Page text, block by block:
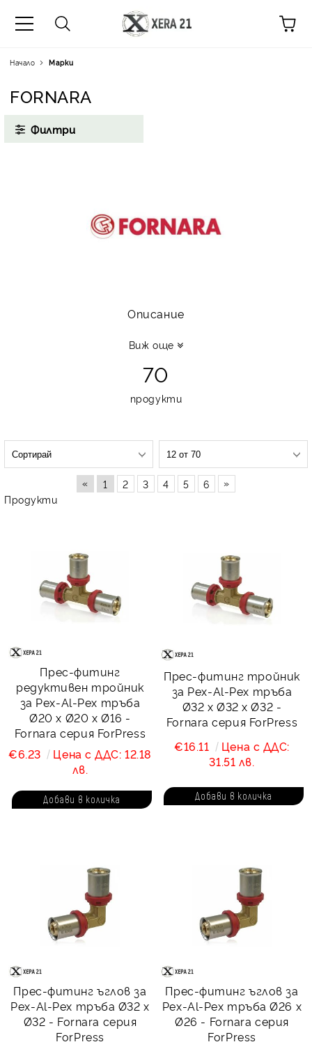
Начало Марки
FORNARA
Филтри
Описание
Виж още
70
продукти
« 1 2 3 4 5 6
»
Продукти
Прес-фитинг
редуктивен тройник
за Pex-Al-Pex тръба
Ø20 х Ø20 х Ø16 -
Fornara серия ForPress
€6.23
Цена с ДДС: 12.18
лв.
Прес-фитинг тройник
за Pex-Al-Pex тръба
Ø32 х Ø32 х Ø32 -
Fornara серия ForPress
€16.11
Цена с ДДС:
31.51 лв.
Прес-фитинг ъглов за
Pex-Al-Pex тръба Ø32 х
Ø32 - Fornara серия
ForPress
Прес-фитинг ъглов за
Pex-Al-Pex тръба Ø26 х
Ø26 - Fornara серия
ForPress